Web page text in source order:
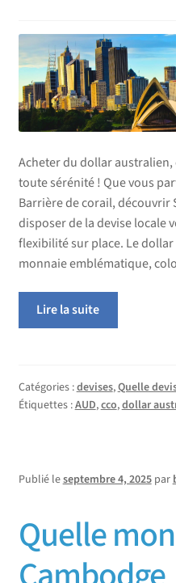
Acheter du dollar australien,
toute sérénité ! Que vous
Barrière de corail, découvrir
disposer de la devise locale
flexibilité sur place. Le
monnaie emblématique,
Lire la suite
Catégories :devises,Quelle
Étiquettes :AUD,cco,dollar
Publié leseptembre 4, 2025 par
Quelle